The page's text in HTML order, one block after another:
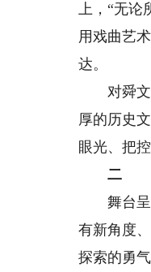
上，“无论
用戏曲艺
达。
对舜文化
厚的历史
眼光、把
二
舞台呈现
有新角度
探索的勇